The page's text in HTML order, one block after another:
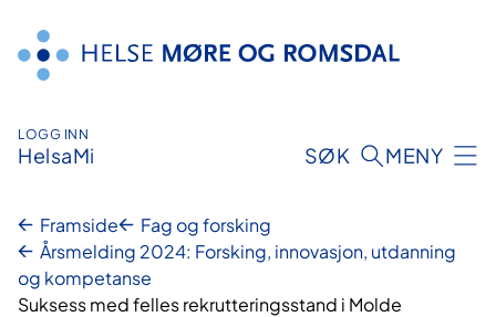
innhald
LOGG INN
HelsaMi SØK MENY
Framside
Fag og forsking
Årsmelding 2024: Forsking, innovasjon, utdanning
og kompetanse
Suksess med felles rekrutteringsstand i Molde